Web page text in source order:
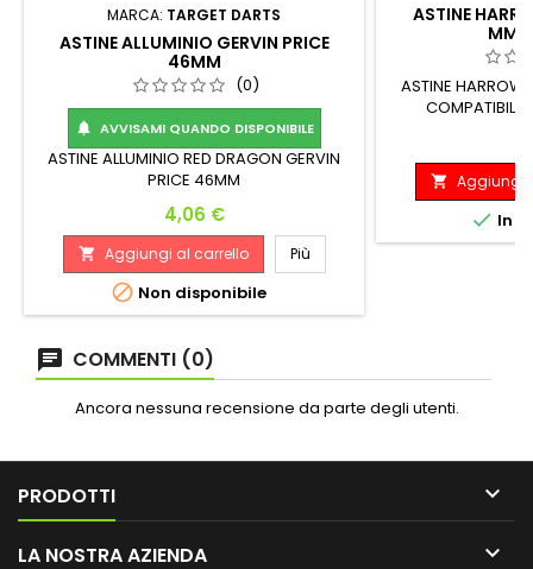
MARCA: TARGET DARTS
ASTINE ALLUMINIO GERVIN PRICE
46MM
(0)
 AVVISAMI QUANDO DISPONIBILE
ASTINE ALLUMINIO RED DRAGON GERVIN
PRICE 46MM
Prezzo
4,06 €
 Aggiungi al carrello Più
 Non disponibile
ASTINE
ASTINE
COMPATIBILI
 Aggiungi
 In
COMMENTI (0)
Ancora nessuna recensione da parte degli utenti.
PRODOTTI 
LA NOSTRA AZIENDA 